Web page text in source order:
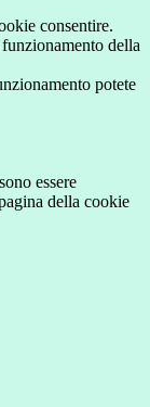
consentire.
della
potete
essere
della cookie